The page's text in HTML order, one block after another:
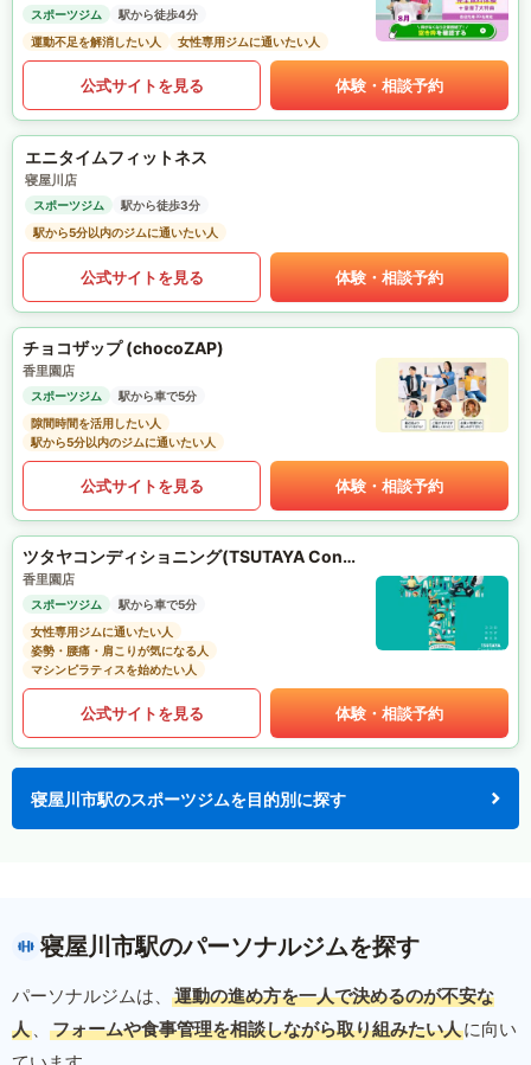
スポーツジム
駅から徒歩4分
運動不足を解消したい人
女性専用ジムに通いたい人
公式サイトを見る 体験・相談予約
エニタイムフィットネス
寝屋川店
スポーツジム
駅から徒歩3分
駅から5分以内のジムに通いたい人
公式サイトを見る 体験・相談予約
チョコザップ (chocoZAP)
香里園店
スポーツジム
駅から車で5分
隙間時間を活用したい人
駅から5分以内のジムに通いたい人
公式サイトを見る 体験・相談予約
ツタヤコンディショニング(TSUTAYA Conditioning)PILATES
香里園店
スポーツジム
駅から車で5分
女性専用ジムに通いたい人
姿勢・腰痛・肩こりが気になる人
マシンピラティスを始めたい人
公式サイトを見る 体験・相談予約
寝屋川市駅のスポーツジムを目的別に探す
寝屋川市駅のパーソナルジムを探す
パーソナルジムは、
運動の進め方を一人で決めるのが不安な
人 、 フォームや食事管理を相談しながら取り組みたい人に向い